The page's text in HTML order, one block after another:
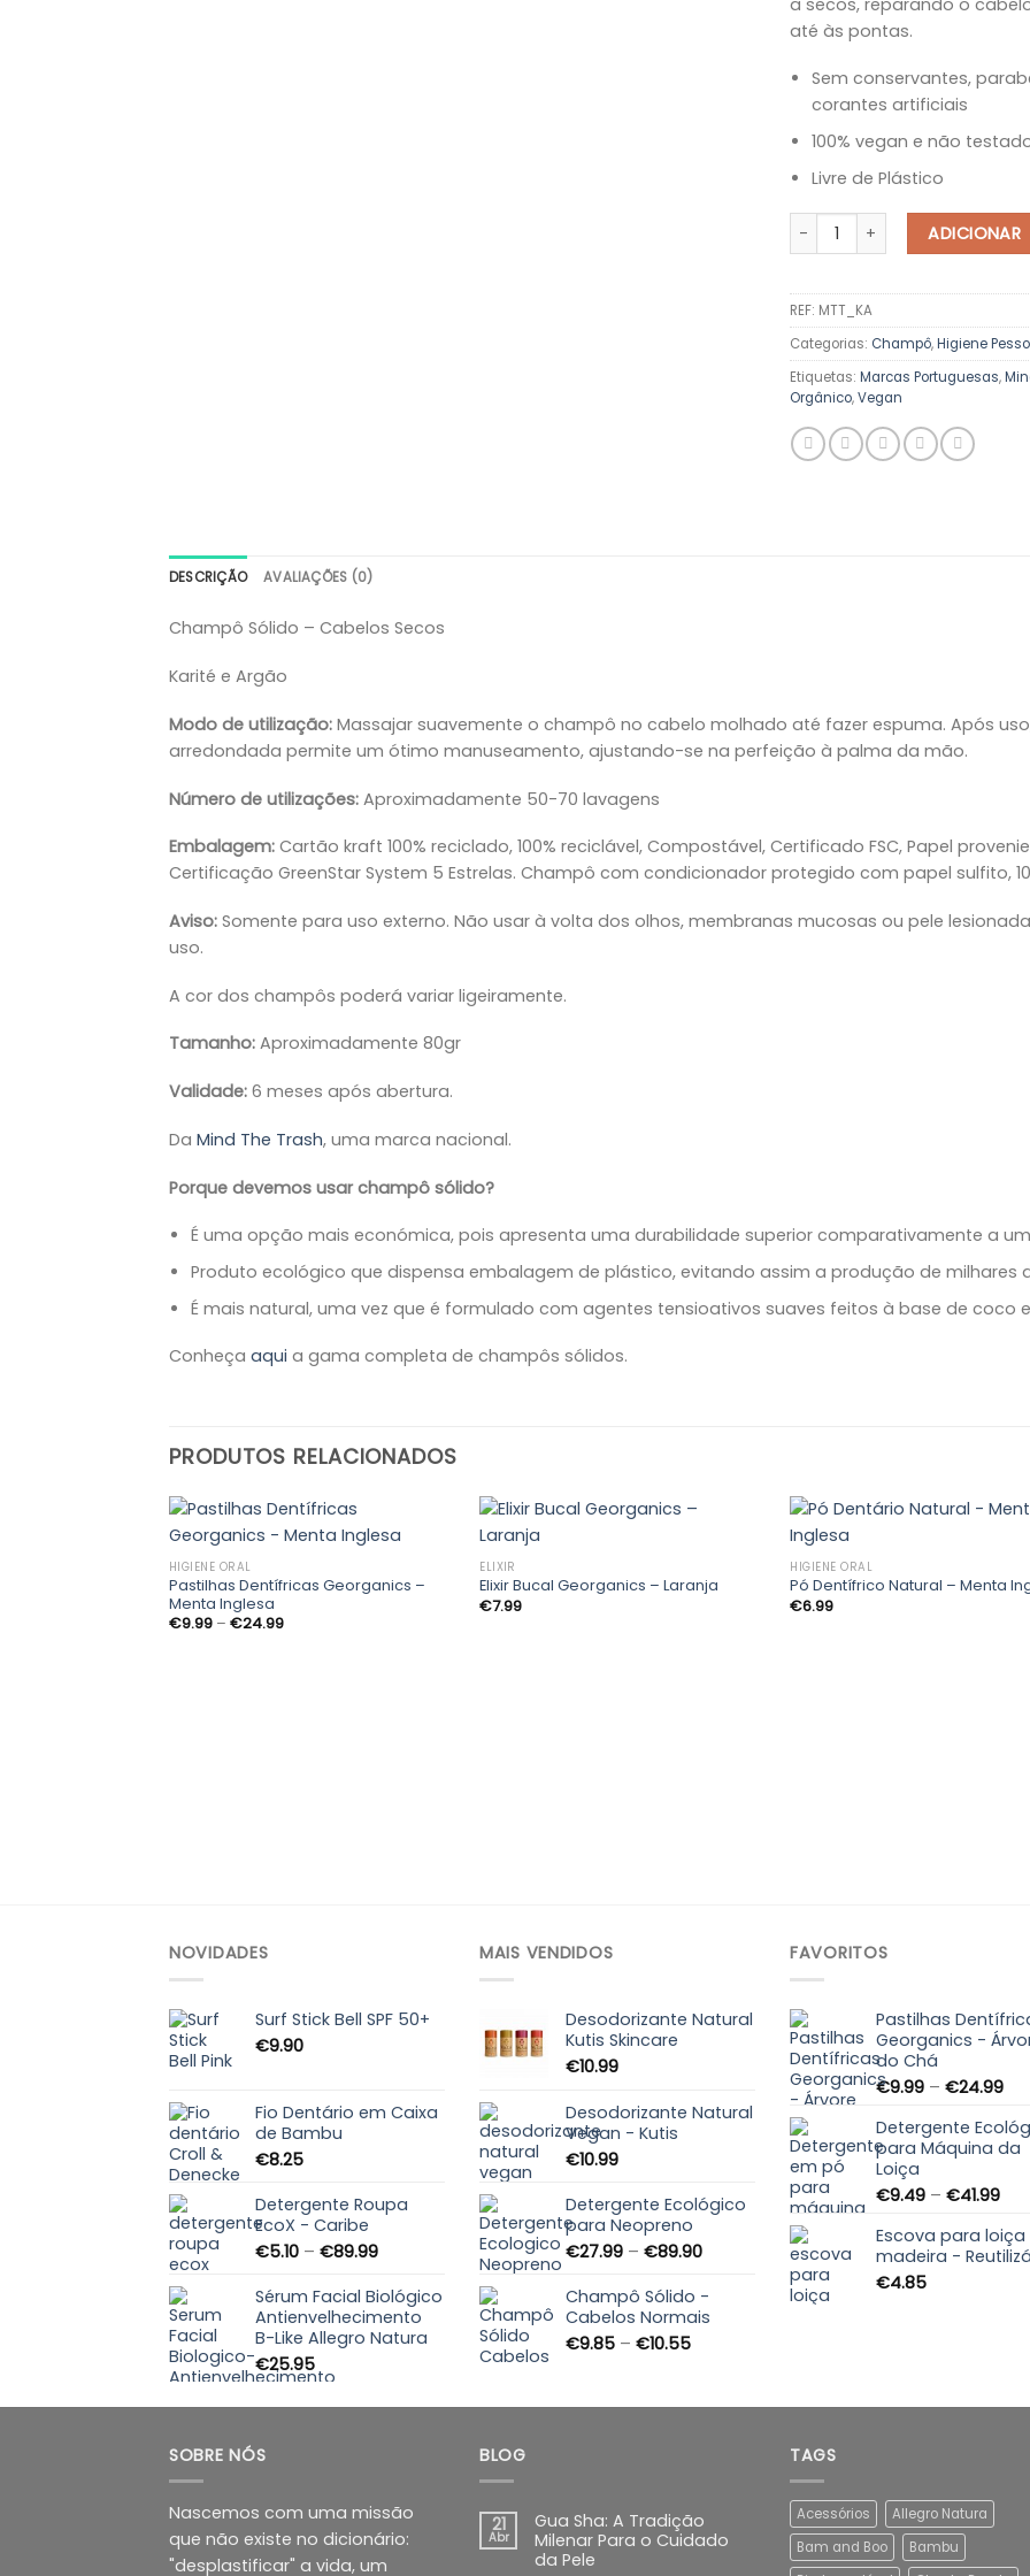
até às pontas.
Sem conservantes,
corantes artificiais
100% vegan e não
Livre de Plástico
Quantidade de Champô Sólido
ADICIONAR
REF: MTT_KA
Categorias: Champô,Higiene
Etiquetas: Marcas Portuguesas,
Orgânico,Vegan
DESCRIÇÃO AVALIAÇÕES (0)
Champô Sólido – Cabelos Secos
Karité e Argão
Modo de utilização: Massajar suavemente o champô no cabelo molhado até fazer espuma. Após
arredondada permite um ótimo manuseamento, ajustando-se na perfeição à palma da mão.
Número de utilizações: Aproximadamente 50-70 lavagens
Embalagem: Cartão kraft 100% reciclado, 100% reciclável, Compostável, Certificado FSC, Papel
Certificação GreenStar System 5 Estrelas. Champô com condicionador protegido com papel sulfito,
Aviso: Somente para uso externo. Não usar à volta dos olhos, membranas mucosas ou pele
uso.
A cor dos champôs poderá variar ligeiramente.
Tamanho: Aproximadamente 80gr
Validade: 6 meses após abertura.
Da Mind The Trash, uma marca nacional.
Porque devemos usar champô sólido?
É uma opção mais económica, pois apresenta uma durabilidade superior comparativamente a
Produto ecológico que dispensa embalagem de plástico, evitando assim a produção de milhares
É mais natural, uma vez que é formulado com agentes tensioativos suaves feitos à base de coco
Conheça aqui a gama completa de champôs sólidos.
PRODUTOS RELACIONADOS
Adicionar
HIGIENE ORAL
Pastilhas Dentífricas Georganics –
Menta Inglesa
€9.99 – €24.99Price
range:
Adicionar
ELIXIR
Elixir Bucal Georganics – Laranja
€7.99
HIGIENE ORAL
Pó Dentífrico Natural – Menta
€6.99
NOVIDADES
Surf Stick Bell SPF 50+
€9.90
Fio Dentário em Caixa
de Bambu
€8.25
Detergente Roupa
EcoX - Caribe
€5.10 – €89.99Price
€5.10
through
€89.99
Sérum Facial Biológico
Antienvelhecimento
B-Like Allegro Natura
€25.95
MAIS VENDIDOS
Desodorizante Natural
Kutis Skincare
€10.99
Desodorizante Natural
Vegan - Kutis
€10.99
Detergente Ecológico
para Neopreno
€27.99 – €89.90Price
€27.99
through
Champô Sólido -
Cabelos Normais
€9.85 – €10.55Price
through
FAVORITOS
Pastilhas
Georganics -
do Chá
€9.99 – €24.99Price
Detergente
para Máquina da
Loiça
€9.49 – €41.99Price
Escova para loiça
madeira -
€4.85
SOBRE NÓS
Nascemos com uma missão
que não existe no dicionário:
"desplastificar" a vida, um
BLOG
21
Abr
Gua Sha: A Tradição
Milenar Para o Cuidado
da Pele
TAGS
Acessórios
Allegro Natura
Bam and Boo
Bambu